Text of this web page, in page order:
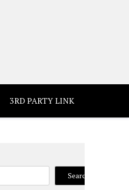
3RD PARTY LINK
Search